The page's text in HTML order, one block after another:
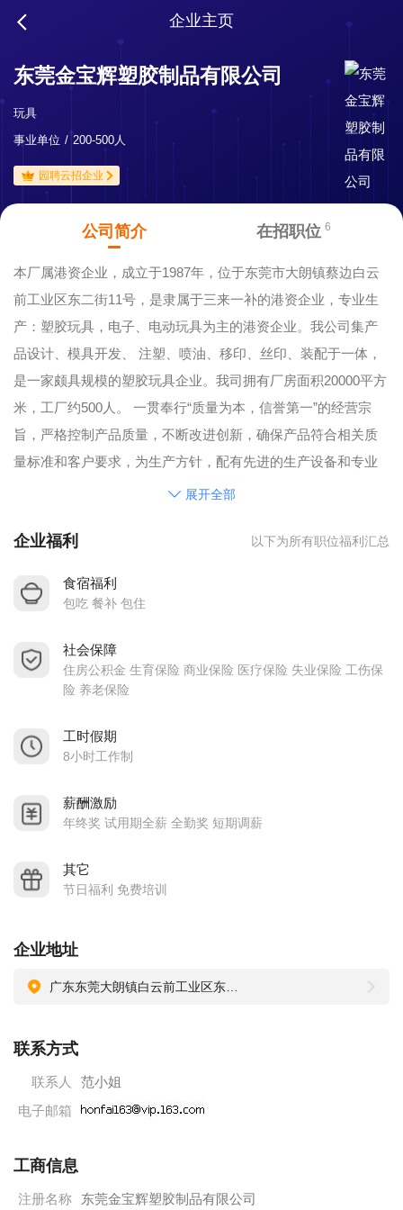
企业主页
东莞金宝辉塑胶制品有限公司
玩具
事业单位
200-500人
园聘云招企业
公司简介 在招职位 6
本厂属港资企业，成立于1987年，位于东莞市大朗镇蔡边白云
前工业区东二街11号，是隶属于三来一补的港资企业，专业生
产：塑胶玩具，电子、电动玩具为主的港资企业。我公司集产
品设计、模具开发、 注塑、喷油、移印、丝印、装配于一体，
是一家颇具规模的塑胶玩具企业。我司拥有厂房面积20000平方
米，工厂约500人。 一贯奉行“质量为本，信誉第一”的经营宗
旨，严格控制产品质量，不断改进创新，确保产品符合相关质
量标准和客户要求，为生产方针，配有先进的生产设备和专业
技术人员，是一家能进行自主设计研发生产的中大型企业。宿
厂自办食堂，管理人员包食宿。每周有水果或凉茶供应，每月2
展开全部
企业福利 以下为所有职位福利汇总
食宿福利
包吃 餐补 包住
社会保障
住房公积金 生育保险 商业保险 医疗保险 失业保险 工伤保
险 养老保险
工时假期
8小时工作制
薪酬激励
年终奖 试用期全薪 全勤奖 短期调薪
其它
节日福利 免费培训
企业地址
联系方式
联系人
范小姐
电子邮箱
工商信息
注册名称 东莞金宝辉塑胶制品有限公司